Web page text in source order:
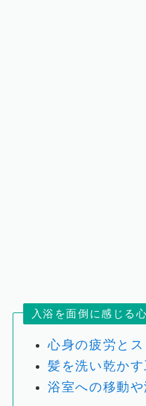
入浴を面倒に感じる
心身の疲労とス
髪を洗い乾か
浴室への移動